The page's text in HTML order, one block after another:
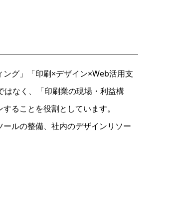
グ」「印刷×デザイン×Web活用支
なく、「印刷業の現場・利益構
ることを役割としています。
ルの整備、社内のデザインリソー